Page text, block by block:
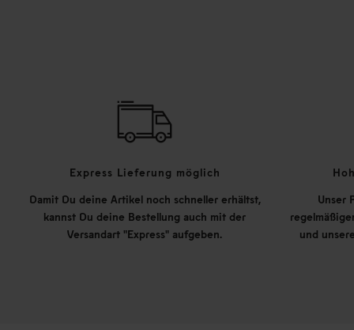
Express Lieferung möglich
Damit Du deine Artikel noch schneller erhältst,
kannst Du deine Bestellung auch mit der
Versandart "Express" aufgeben.
Unser
und